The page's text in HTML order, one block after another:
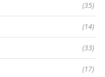
(35)
(14)
(33)
(17)